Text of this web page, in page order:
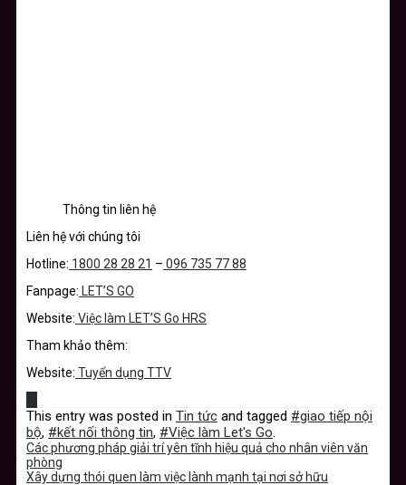
Thông tin liên hệ
Liên hệ với chúng tôi
Hotline: 1800 28 28 21 – 096 735 77 88
Fanpage: LET’S GO
Website: Việc làm LET’S Go HRS
Tham khảo thêm:
Website: Tuyển dụng TTV
This entry was posted in Tin tức and tagged #giao tiếp nội
bộ, #kết nối thông tin, #Việc làm Let's Go.
Các phương pháp giải trí yên tĩnh hiệu quả cho nhân viên văn
phòng
Xây dựng thói quen làm việc lành mạnh tại nơi sở hữu